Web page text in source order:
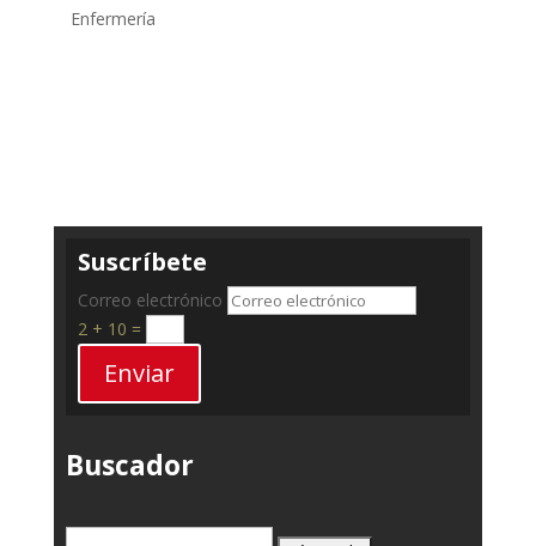
Enfermería
Suscríbete
Correo electrónico
2 + 10 =
Enviar
Buscador